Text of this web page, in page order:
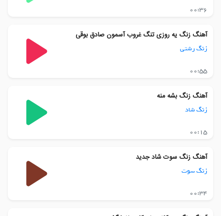
00:36
آهنگ زنگ یه روزی تنگ غروب آسمون صادق بوقی
زنگ رشتی
00:55
آهنگ زنگ بشه منه
زنگ شاد
00:15
آهنگ زنگ سوت شاد جدید
زنگ سوت
00:34